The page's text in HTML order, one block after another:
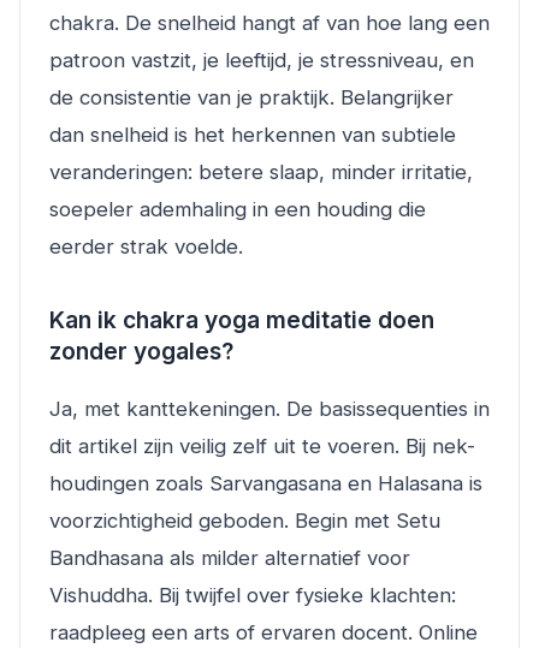
chakra. De snelheid hangt af van hoe lang een
patroon vastzit, je leeftijd, je stressniveau, en
de consistentie van je praktijk. Belangrijker
dan snelheid is het herkennen van subtiele
veranderingen: betere slaap, minder irritatie,
soepeler ademhaling in een houding die
eerder strak voelde.
Kan ik chakra yoga meditatie doen
zonder yogales?
Ja, met kanttekeningen. De basissequenties in
dit artikel zijn veilig zelf uit te voeren. Bij nek-
houdingen zoals Sarvangasana en Halasana is
voorzichtigheid geboden. Begin met Setu
Bandhasana als milder alternatief voor
Vishuddha. Bij twijfel over fysieke klachten:
raadpleeg een arts of ervaren docent. Online